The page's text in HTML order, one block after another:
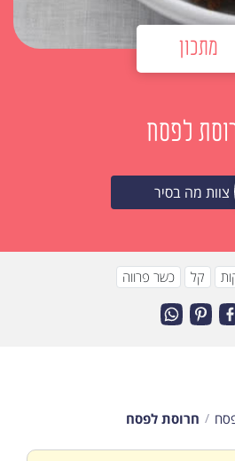
מתכון
לפסח
צוות מה בסיר
קל כשר פרווה
חרוסת לפסח